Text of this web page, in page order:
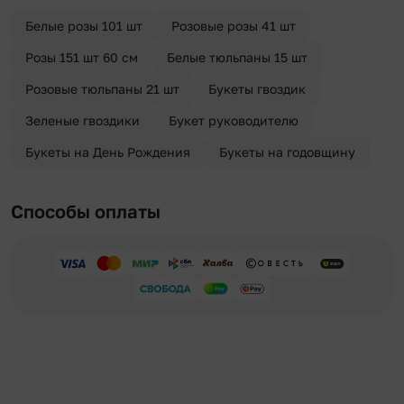
Белые розы 101 шт Розовые розы 41 шт
Розы 151 шт 60 см Белые тюльпаны 15 шт
Розовые тюльпаны 21 шт Букеты гвоздик
Зеленые гвоздики Букет руководителю
Букеты на День Рождения Букеты на годовщину
Способы оплаты